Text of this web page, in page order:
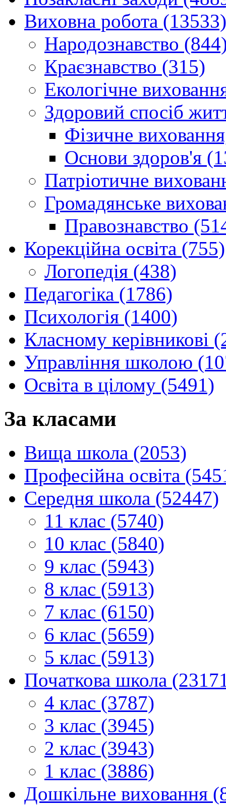
Виховна робота (13533)
Народознавство
Краєзнавство (315)
Екологічне
Здоровий спосіб
Фізичне
Основи здоров'я
Патріотичне
Громадянське
Правознавство
Корекційна освіта (755)
Логопедія (438)
Педагогіка (1786)
Психологія (1400)
Класному керівникові
Управління школою
Освіта в цілому (5491)
За класами
Вища школа (2053)
Професійна освіта
Середня школа (52447)
11 клас (5740)
10 клас (5840)
9 клас (5943)
8 клас (5913)
7 клас (6150)
6 клас (5659)
5 клас (5913)
Початкова школа
4 клас (3787)
3 клас (3945)
2 клас (3943)
1 клас (3886)
Дошкільне виховання